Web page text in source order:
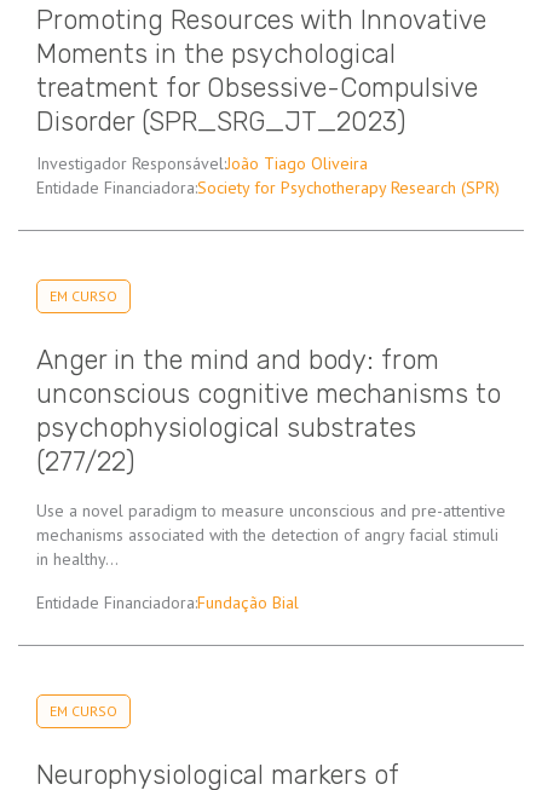
Promoting Resources with Innovative
Moments in the psychological
treatment for Obsessive-Compulsive
Disorder (SPR_SRG_JT_2023)
Investigador Responsável:João Tiago Oliveira
Entidade Financiadora:Society for Psychotherapy Research (SPR)
EM CURSO
Anger in the mind and body: from
unconscious cognitive mechanisms to
psychophysiological substrates
(277/22)
Use a novel paradigm to measure unconscious and pre-attentive
mechanisms associated with the detection of angry facial stimuli
in healthy…
Entidade Financiadora:Fundação Bial
EM CURSO
Neurophysiological markers of